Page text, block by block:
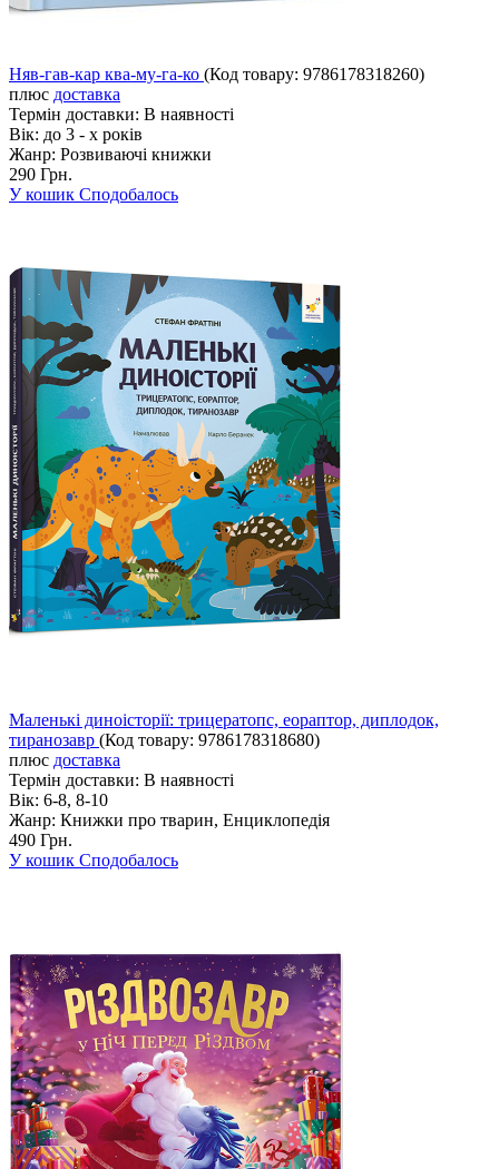
Няв-гав-кар ква-му-га-ко (Код товару: 9786178318260)
плюс доставка
Термін доставки: В наявності
Вік: до 3 - х років
Жанр: Розвиваючі книжки
290 Грн.
У кошик Сподобалось
Маленькі диноісторії: трицератопс, еораптор, диплодок,
тиранозавр (Код товару: 9786178318680)
плюс доставка
Термін доставки: В наявності
Вік: 6-8, 8-10
Жанр: Книжки про тварин, Енциклопедія
490 Грн.
У кошик Сподобалось